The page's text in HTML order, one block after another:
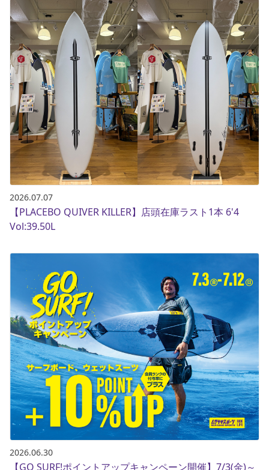
2026.07.07
【PLACEBO QUIVER KILLER】店頭在庫ラスト1本 6'4
Vol:39.50L
2026.06.30
【GO SURF!ポイントアップキャンペーン開催】7/3(金)～